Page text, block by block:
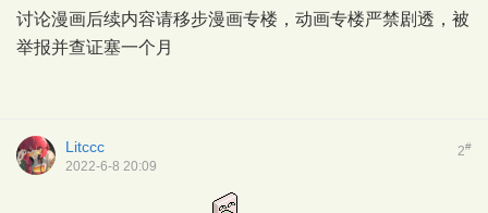
讨论漫画后续内容请移步漫画专楼，动画专楼严禁剧透，被
举报并查证塞一个月
2#
Litccc
2022-6-8 20:09